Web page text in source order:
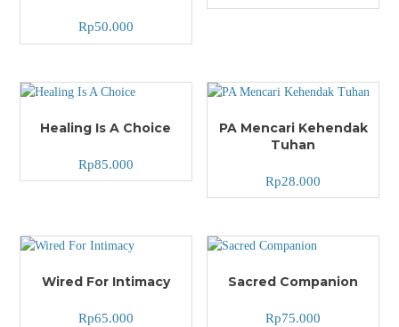
Rp50.000
Healing Is A Choice
Rp85.000
PA Mencari Kehendak
Tuhan
Rp28.000
Wired For Intimacy
Rp65.000
Sacred Companion
Rp75.000